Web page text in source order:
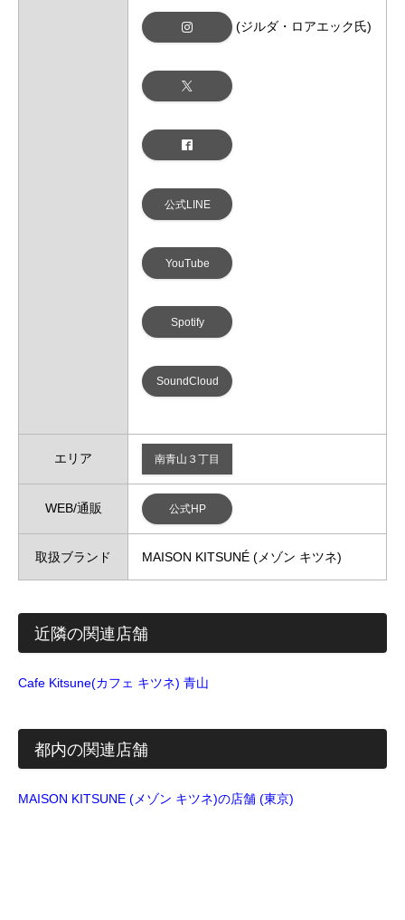
(ジルダ・ロアエック氏)
公式LINE
YouTube
Spotify
SoundCloud
エリア 南青山３丁目
WEB/通販 公式HP
取扱ブランド MAISON KITSUNÉ (メゾン キツネ)
近隣の関連店舗
Cafe Kitsune(カフェ キツネ) 青山
都内の関連店舗
MAISON KITSUNE (メゾン キツネ)の店舗 (東京)